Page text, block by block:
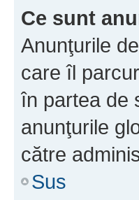
Ce sunt
Anunţurile
care îl
în partea de
anunţurile
către
Sus